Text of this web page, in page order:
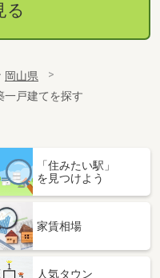
る
岡山県
一戸建てを探す
「住みたい駅」
を見つけよう
家賃相場
人気タウン